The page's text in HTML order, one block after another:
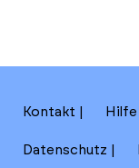
Kontakt Hilfe
Datenschutz